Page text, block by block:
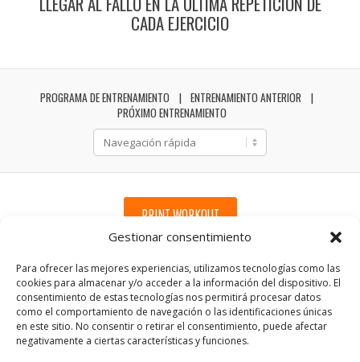
Gestionar consentimiento
Para ofrecer las mejores experiencias, utilizamos tecnologías como las
cookies para almacenar y/o acceder a la información del dispositivo. El
consentimiento de estas tecnologías nos permitirá procesar datos
como el comportamiento de navegación o las identificaciones únicas
en este sitio. No consentir o retirar el consentimiento, puede afectar
negativamente a ciertas características y funciones.
CADA EJERCICIO
PROGRAMA DE ENTRENAMIENTO
ENTRENAMIENTO ANTERIOR
PRÓXIMO ENTRENAMIENTO
PRINT WORKOUT